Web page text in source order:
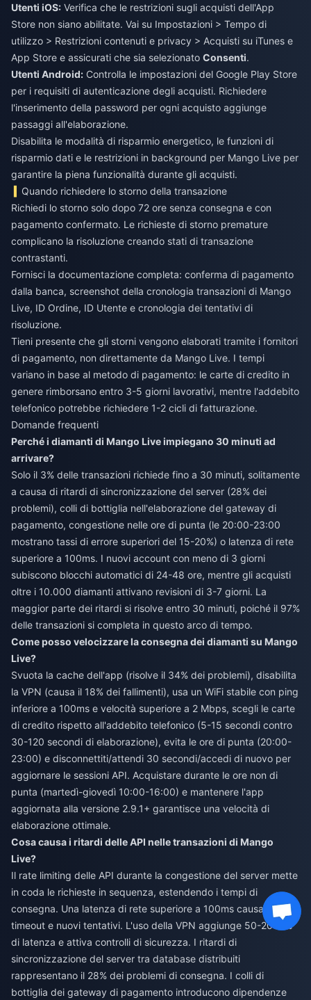
Utenti iOS: Verifica che le restrizioni sugli acquisti dell'App
Store non siano abilitate. Vai su Impostazioni > Tempo di
utilizzo > Restrizioni contenuti e privacy > Acquisti su iTunes e
App Store e assicurati che sia selezionato Consenti.
Utenti Android: Controlla le impostazioni del Google Play Store
per i requisiti di autenticazione degli acquisti. Richiedere
l'inserimento della password per ogni acquisto aggiunge
passaggi all'elaborazione.
Disabilita le modalità di risparmio energetico, le funzioni di
risparmio dati e le restrizioni in background per Mango Live per
garantire la piena funzionalità durante gli acquisti.
Quando richiedere lo storno della transazione
Richiedi lo storno solo dopo 72 ore senza consegna e con
pagamento confermato. Le richieste di storno premature
complicano la risoluzione creando stati di transazione
contrastanti.
Fornisci la documentazione completa: conferma di pagamento
dalla banca, screenshot della cronologia transazioni di Mango
Live, ID Ordine, ID Utente e cronologia dei tentativi di
risoluzione.
Tieni presente che gli storni vengono elaborati tramite i fornitori
di pagamento, non direttamente da Mango Live. I tempi
variano in base al metodo di pagamento: le carte di credito in
genere rimborsano entro 3-5 giorni lavorativi, mentre l'addebito
telefonico potrebbe richiedere 1-2 cicli di fatturazione.
Domande frequenti
Perché i diamanti di Mango Live impiegano 30 minuti ad
arrivare?
Solo il 3% delle transazioni richiede fino a 30 minuti, solitamente
a causa di ritardi di sincronizzazione del server (28% dei
problemi), colli di bottiglia nell'elaborazione del gateway di
pagamento, congestione nelle ore di punta (le 20:00-23:00
mostrano tassi di errore superiori del 15-20%) o latenza di rete
superiore a 100ms. I nuovi account con meno di 3 giorni
subiscono blocchi automatici di 24-48 ore, mentre gli acquisti
oltre i 10.000 diamanti attivano revisioni di 3-7 giorni. La
maggior parte dei ritardi si risolve entro 30 minuti, poiché il 97%
delle transazioni si completa in questo arco di tempo.
Come posso velocizzare la consegna dei diamanti su Mango
Live?
Svuota la cache dell'app (risolve il 34% dei problemi), disabilita
la VPN (causa il 18% dei fallimenti), usa un WiFi stabile con ping
inferiore a 100ms e velocità superiore a 2 Mbps, scegli le carte
di credito rispetto all'addebito telefonico (5-15 secondi contro
30-120 secondi di elaborazione), evita le ore di punta (20:00-
23:00) e disconnettiti/attendi 30 secondi/accedi di nuovo per
aggiornare le sessioni API. Acquistare durante le ore non di
punta (martedì-giovedì 10:00-16:00) e mantenere l'app
aggiornata alla versione 2.9.1+ garantisce una velocità di
elaborazione ottimale.
Cosa causa i ritardi delle API nelle transazioni di Mango
Live?
Il rate limiting delle API durante la congestione del server mette
in coda le richieste in sequenza, estendendo i tempi di
consegna. Una latenza di rete superiore a 100ms causa cicli di
timeout e nuovi tentativi. L'uso della VPN aggiunge 50-200ms
di latenza e attiva controlli di sicurezza. I ritardi di
sincronizzazione del server tra database distribuiti
rappresentano il 28% dei problemi di consegna. I colli di
bottiglia dei gateway di pagamento introducono dipendenze